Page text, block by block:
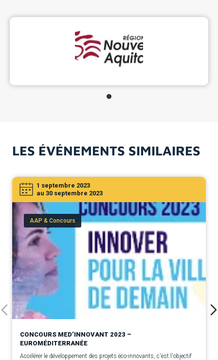
LES ÉVÉNEMENTS SIMILAIRES
1 septembre 2023
au 30 septembre 2023
AAP & Concours
CONCOURS MED’INNOVANT 2023 –
EUROMÉDITERRANÉE
Accélérer le développement des projets éco-innovants, c'est l'objectif